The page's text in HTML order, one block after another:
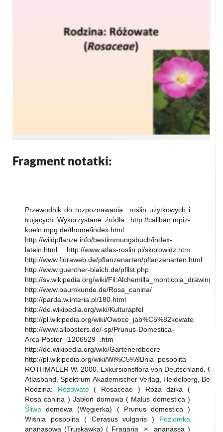
Fragment notatki:
Przewodnik do rozpoznawania roślin użytkowych i
trujących Wykorzystane źródła: http://caliban.mpiz-
koeln.mpg.de/thome/index.html
http://wildpflanze.info/bestimmungsbuch/index-
latein.html http://www.atlas-roslin.pl/skorowidz.htm
http://www.floraweb.de/pflanzenarten/pflanzenarten.html
http://www.guenther-blaich.de/pfllst.php
http://sv.wikipedia.org/wiki/
http://www.baumkunde.de/Rosa_canina/
http://parda.w.interia.pl/180.html
http://de.wikipedia.org/wiki/Kulturapfel
http://pl.wikipedia.org/wiki/Owoce_jab%C5%82kowate
http://www.allposters.de/-sp/Prunus-Domestica-
Arca-Poster_i1206529_.htm
http://de.wikipedia.org/wiki/Gartenerdbeere
http://pl.wikipedia.org/wiki/Wi%C5%9Bnia_pospolita
ROTHMALER W. 2000. Exkursionsflora von Deutschland.
Atlasband. Spektrum Akademischer Verlag, Heidelberg,
Rodzina: Różowate( Rosaceae ) Róża dzika (
Rosa canina ) Jabłoń domowa ( Malus domestica )
Śliwa domowa (Węgierka) ( Prunus domestica )
Wiśnia pospolita ( Cerasus vulgaris ) Poziomka
ananasowa (Truskawka) ( Fragaria × ananassa )